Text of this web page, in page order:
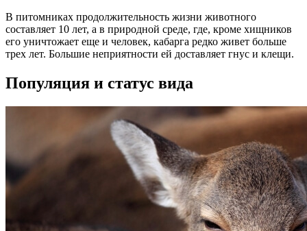
В питомниках продолжительность жизни животного
составляет 10 лет, а в природной среде, где, кроме хищников
его уничтожает еще и человек, кабарга редко живет больше
трех лет. Большие неприятности ей доставляет гнус и клещи.
Популяция и статус вида